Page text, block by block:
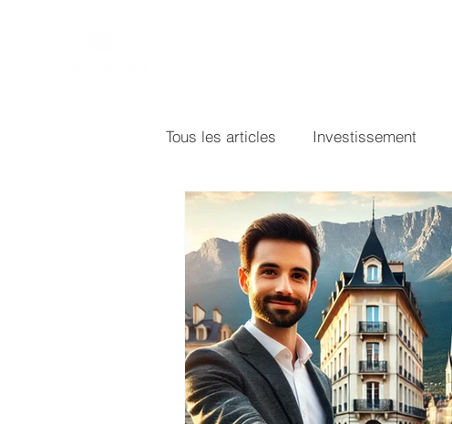
Tous les articles Investissement
Ameublement & décoration